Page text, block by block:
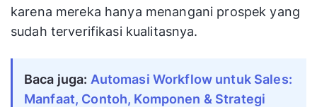
karena mereka hanya menangani prospek yang
sudah terverifikasi kualitasnya.
Baca juga: Automasi Workflow untuk Sales:
Manfaat, Contoh, Komponen & Strategi